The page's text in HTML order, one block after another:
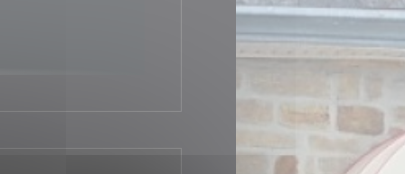
graag in zijnwarmte.